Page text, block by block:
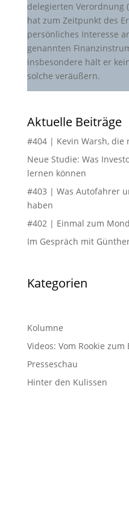
delegierten Verordnung
hat zum Zeitpunkt des
persönliches Interesse
genannten
insbesondere hält er
solche veräußern.
Aktuelle Beiträge
#404 | Kevin Warsh, die
Neue Studie: Was
lernen können
#403 | Was Autofahrer
haben
#402 | Einmal zum
Im Gespräch mit
Kategorien
Kolumne
Videos: Vom Rookie
Presseschau
Hinter den Kulissen